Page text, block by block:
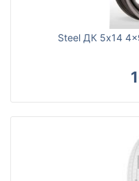
Steel ДК 5x14